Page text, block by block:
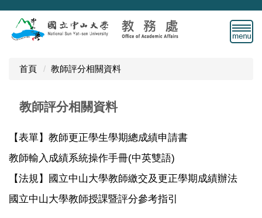
跳
主
首頁 教師評分相關資料
教師評分相關資料
【表單】教師更正學生學期總成績申請書
教師輸入成績系統操作手冊(中英雙語)
【法規】國立中山大學教師繳交及更正學期成績辦法
國立中山大學教師授課暨評分參考指引